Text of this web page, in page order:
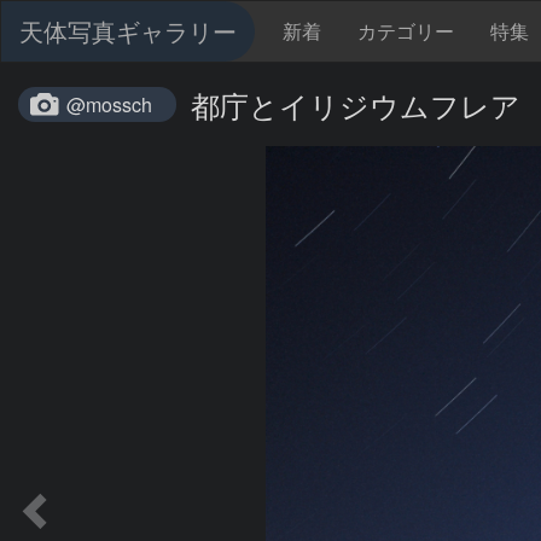
天体写真ギャラリー 新着 カテゴリー 特集
@mossch 都庁とイリジウムフレア